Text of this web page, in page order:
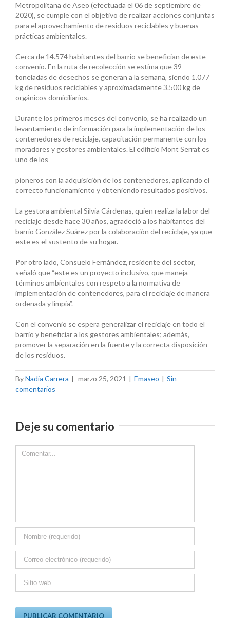
Metropolitana de Aseo (efectuada el 06 de septiembre de
2020), se cumple con el objetivo de realizar acciones conjuntas
para el aprovechamiento de residuos reciclables y buenas
prácticas ambientales.
Cerca de 14.574 habitantes del barrio se benefician de este
convenio. En la ruta de recolección se estima que 39
toneladas de desechos se generan a la semana, siendo 1.077
kg de residuos reciclables y aproximadamente 3.500 kg de
orgánicos domiciliarios.
Durante los primeros meses del convenio, se ha realizado un
levantamiento de información para la implementación de los
contenedores de reciclaje, capacitación permanente con los
moradores y gestores ambientales. El edificio Mont Serrat es
uno de los
pioneros con la adquisición de los contenedores, aplicando el
correcto funcionamiento y obteniendo resultados positivos.
La gestora ambiental Silvia Cárdenas, quien realiza la labor del
reciclaje desde hace 30 años, agradeció a los habitantes del
barrio González Suárez por la colaboración del reciclaje, ya que
este es el sustento de su hogar.
Por otro lado, Consuelo Fernández, residente del sector,
señaló que “este es un proyecto inclusivo, que maneja
términos ambientales con respeto a la normativa de
implementación de contenedores, para el reciclaje de manera
ordenada y limpia”.
Con el convenio se espera generalizar el reciclaje en todo el
barrio y beneficiar a los gestores ambientales; además,
promover la separación en la fuente y la correcta disposición
de los residuos.
ByNadia Carrera | marzo 25, 2021 | Emaseo | Sin
comentarios
Deje su comentario
Comment